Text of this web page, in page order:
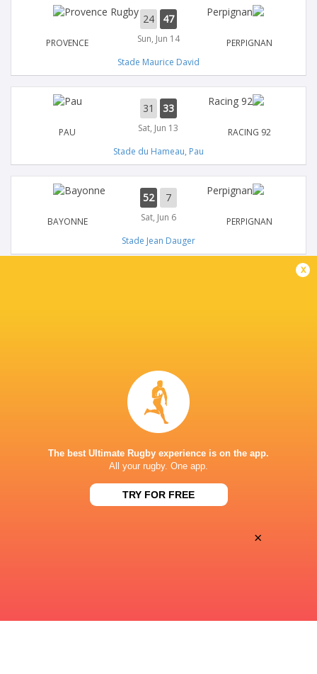
PROVENCE
24 47
Sun, Jun 14
PERPIGNAN
Stade Maurice David
PAU
31 33
Sat, Jun 13
RACING 92
Stade du Hameau, Pau
BAYONNE
52 7
Sat, Jun 6
PERPIGNAN
Stade Jean Dauger
25 28
Sat, Jun 6
Matmut Stadium, Gerland
31 20
Sat, Jun 6
TOULOUSE
Paris La Defense Arena
x
The best Ultimate Rugby experience is on the app.
All your rugby. One app.
TRY FOR FREE
×